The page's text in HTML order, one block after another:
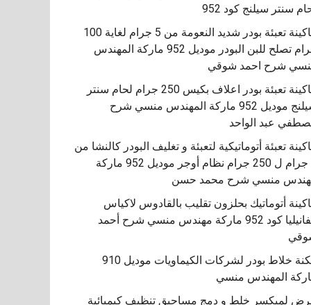
سنتر سيلنج كود 952
ماكينة تعبئة بودر شديد النعومة من 5 جرام لغاية 100
جرام تصلح للبن البودر موديل 952 ماركة المهندس
شرح احمد شوقي
ماكينة تعبئة بودر اعلاف بكيس 250 جرام لحام سنتر
سيلنج موديل 952 ماركة المهندس منسي شرح
عبد الواحد
تعبئة أتوماتيكية لتعبئة و تغليف البودر كالنشا من
5 جرام ل 250 جرام نظام أوجر موديل 952 ماركة
منسي شرح محمد حسن
أتوماتيك بحلزون تقليب بالقادوس لاكياس
الفانيليا كود 952 ماركة مهندس منسي شرح أحمد
مكنة خلاط بودر لشركات الكيماويات موديل 910
المهندس منسي
لميكسر خلط و دمج مساحيق تنظيف كيميائية